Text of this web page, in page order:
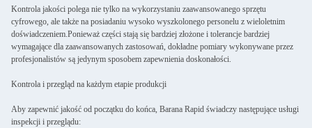
Kontrola jakości polega nie tylko na wykorzystaniu zaawansowanego sprzętu
cyfrowego, ale także na posiadaniu wysoko wyszkolonego personelu z wieloletnim
doświadczeniem.Ponieważ części stają się bardziej złożone i tolerancje bardziej
wymagające dla zaawansowanych zastosowań, dokładne pomiary wykonywane przez
profesjonalistów są jedynym sposobem zapewnienia doskonałości.
Kontrola i przegląd na każdym etapie produkcji
Aby zapewnić jakość od początku do końca, Barana Rapid świadczy następujące usługi
inspekcji i przeglądu: